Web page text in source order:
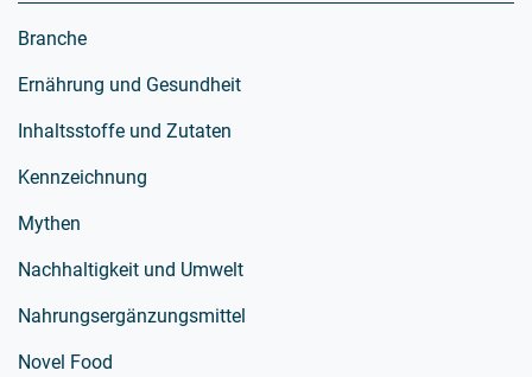
Branche
Ernährung und Gesundheit
Inhaltsstoffe und Zutaten
Kennzeichnung
Mythen
Nachhaltigkeit und Umwelt
Nahrungsergänzungsmittel
Novel Food